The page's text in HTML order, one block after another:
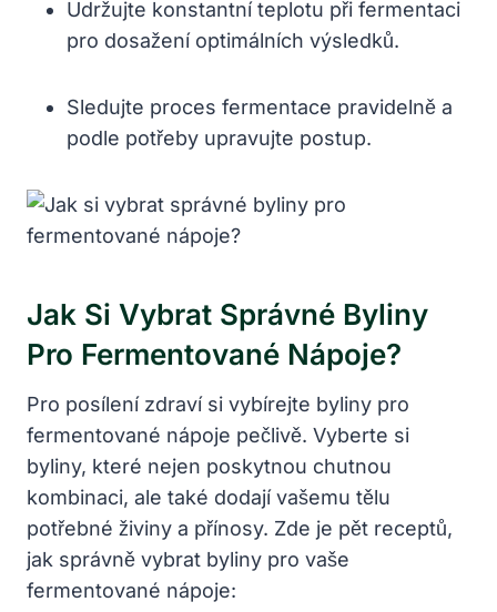
Udržujte konstantní teplotu při fermentaci
pro dosažení optimálních výsledků.
Sledujte proces fermentace pravidelně a
podle potřeby upravujte postup.
Jak Si Vybrat Správné Byliny
Pro Fermentované Nápoje?
Pro posílení zdraví si vybírejte byliny pro
fermentované nápoje pečlivě. Vyberte si
byliny, které nejen poskytnou chutnou
kombinaci, ale také dodají vašemu tělu
potřebné živiny a přínosy. Zde je pět receptů,
jak správně vybrat byliny pro vaše
fermentované nápoje: